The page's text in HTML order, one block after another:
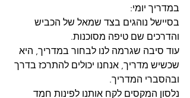
במדריך יומי:
בסיישל נוהגים בצד שמאל של הכביש
והדרכים שם טיפה מסוכנות.
עוד סיבה שגרמה לנו לבחור במדריך, היא
שכשיש מדריך, אנחנו יכולים להתרכז בדרך
ובהסברי המדריך.
נלסון המקסים לקח אותנו לפינות חמד